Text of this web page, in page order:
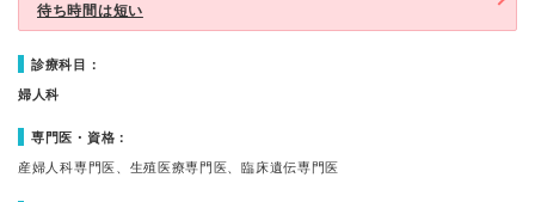
待ち時間は短い
診療科目：
婦人科
専門医・資格：
産婦人科専門医、生殖医療専門医、臨床遺伝専門医